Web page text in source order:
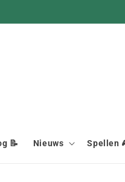
📝 Nieuws Spellen